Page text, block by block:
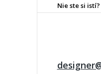
Nie ste si